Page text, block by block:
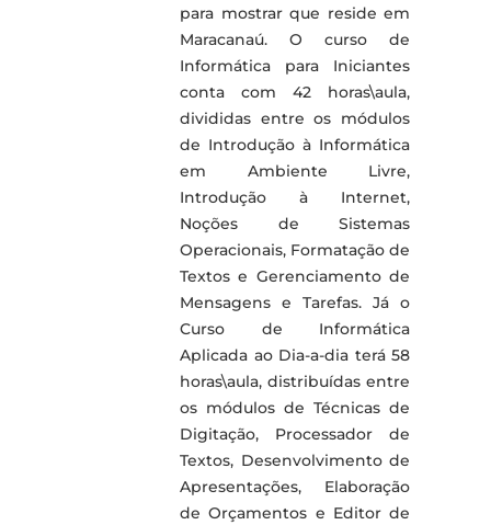
para mostrar que reside em
Maracanaú. O curso de
Informática para Iniciantes
conta com 42 horas\aula,
divididas entre os módulos
de Introdução à Informática
em Ambiente Livre,
Introdução à Internet,
Noções de Sistemas
Operacionais, Formatação de
Textos e Gerenciamento de
Mensagens e Tarefas. Já o
Curso de Informática
Aplicada ao Dia-a-dia terá 58
horas\aula, distribuídas entre
os módulos de Técnicas de
Digitação, Processador de
Textos, Desenvolvimento de
Apresentações, Elaboração
de Orçamentos e Editor de